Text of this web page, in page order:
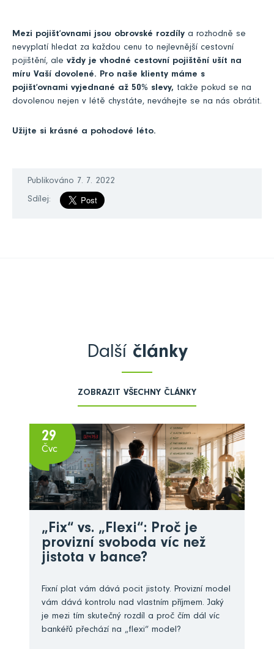
Mezi pojišťovnami jsou obrovské rozdíly a rozhodně se
nevyplatí hledat za každou cenu to nejlevnější cestovní
pojištění, ale vždy je vhodné cestovní pojištění ušít na
míru Vaší dovolené. Pro naše klienty máme s
pojišťovnami vyjednané až 50% slevy, takže pokud se na
dovolenou nejen v létě chystáte, neváhejte se na nás obrátit.
Užijte si krásné a pohodové léto.
Publikováno 7. 7. 2022
Sdílej:
Další články
ZOBRAZIT VŠECHNY ČLÁNKY
29
Čvc
„Fix“ vs. „Flexi“: Proč je
provizní svoboda víc než
jistota v bance?
Fixní plat vám dává pocit jistoty. Provizní model
vám dává kontrolu nad vlastním příjmem. Jaký
je mezi tím skutečný rozdíl a proč čím dál víc
bankéřů přechází na „flexi“ model?